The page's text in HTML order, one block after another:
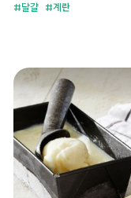
달걀 계란